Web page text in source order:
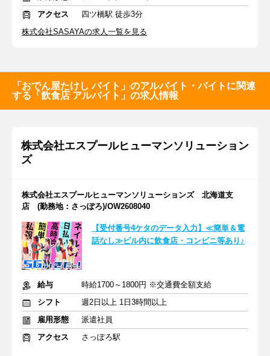
アクセス
四ツ橋駅 徒歩3分
株式会社SASAYAの求人一覧を見る
「おでん屋たけし バイト」のアルバイト・バイトに関連
する「飲食店 アルバイト」の求人情報
株式会社エスプールヒューマンソリューション
ズ
株式会社エスプールヒューマンソリューションズ 北海道支
店 (勤務地：さっぽろ)/OW2608040
【受付番号4ケタのデータ入力】≪簡単＆電
話なし≫ビル内に飲食店・コンビニ等あり♪
給与
時給1700～1800円 ※交通費全額支給
シフト
週2日以上 1日3時間以上
雇用形態
派遣社員
アクセス
さっぽろ駅